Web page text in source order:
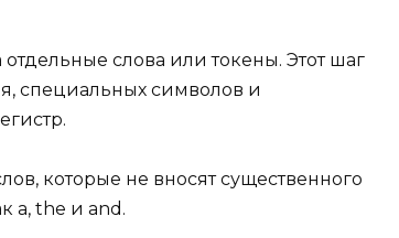
слова или токены. Этот шаг
специальных символов и
которые не вносят существенного
a, the и and.